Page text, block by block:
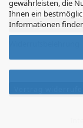
gewährleisten, die
Ihnen ein
Informationen
AUFTRAG
Vertrag